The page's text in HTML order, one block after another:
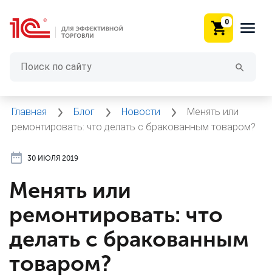
0
Главная Блог Новости
Менять или
ремонтировать: что делать с бракованным товаром?
30 ИЮЛЯ 2019
Менять или
ремонтировать: что
делать с бракованным
товаром?